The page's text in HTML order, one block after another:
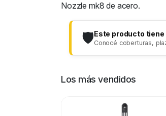
Nozzle mk8 de acero.
🛡️Este producto
Conocé coberturas,
Los más vendidos